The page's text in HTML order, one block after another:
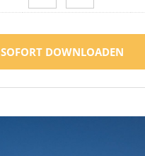
SOFORT DOWNLOADEN